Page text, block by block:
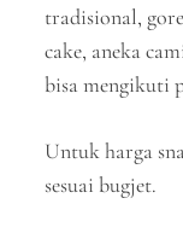
tradisional,
cake, aneka
bisa mengikuti
Untuk harga
sesuai bugjet.